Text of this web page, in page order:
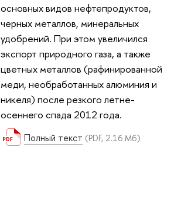
основных видов нефтепродуктов,
черных металлов, минеральных
удобрений. При этом увеличился
экспорт природного газа, а также
цветных металлов (рафинированной
меди, необработанных алюминия и
никеля) после резкого летне-
осеннего спада 2012 года.
Полный текст (PDF, 2.16 Мб)